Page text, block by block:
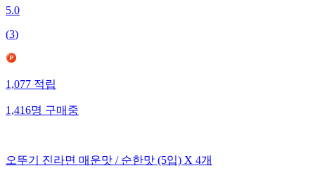
5.0
(3)
1,077적립
1,416명구매중
오뚜기 진라면 매운맛 / 순한맛 (5입) X 4개